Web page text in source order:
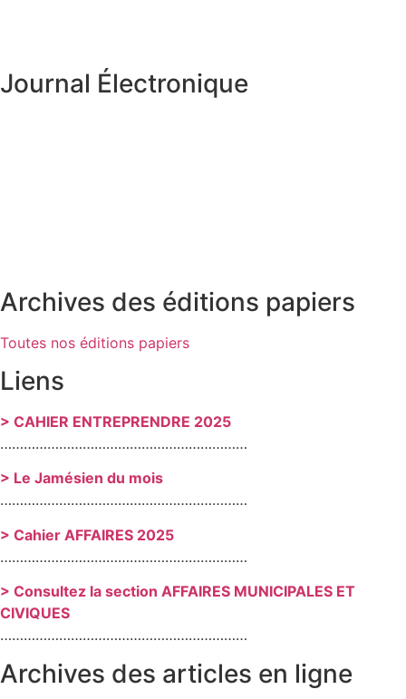
Journal Électronique
Archives des éditions papiers
Toutes nos éditions papiers
Liens
> CAHIER ENTREPRENDRE 2025
………………………………………………………
> Le Jamésien du mois
………………………………………………………
> Cahier AFFAIRES 2025
………………………………………………………
> Consultez la section AFFAIRES MUNICIPALES ET
CIVIQUES
………………………………………………………
Archives des articles en ligne